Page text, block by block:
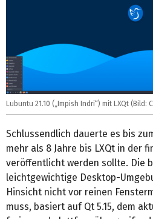
Lubuntu 21.10 („Impish Indri“) mit LXQt (Bild:
Schlussendlich dauerte es bis
mehr als 8 Jahre bis LXQt in der
veröffentlicht werden sollte. Die
leichtgewichtige Desktop-
Hinsicht nicht vor reinen
muss, basiert auf Qt 5.15, dem